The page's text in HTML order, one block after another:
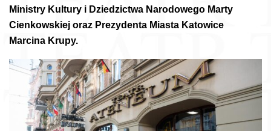
Ministry Kultury i Dziedzictwa Narodowego Marty
Cienkowskiej oraz Prezydenta Miasta Katowice
Marcina Krupy.